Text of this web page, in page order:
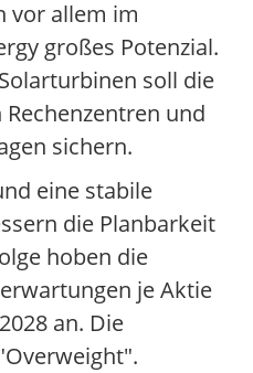
vor allem im
großes Potenzial.
soll die
und
sichern.
eine stabile
die Planbarkeit
hoben die
je Aktie
an. Die